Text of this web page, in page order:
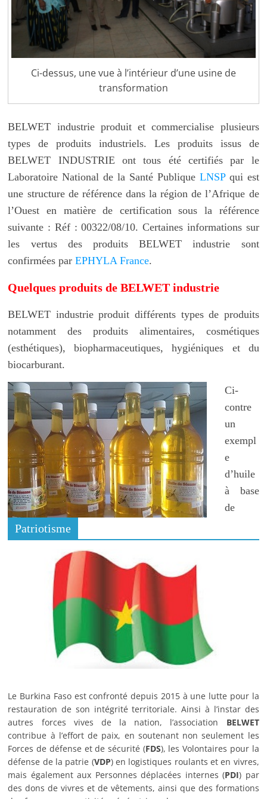
Ci-dessus, une vue à l’intérieur d’une usine de
transformation
BELWET industrie produit et commercialise plusieurs
types de produits industriels. Les produits issus de
BELWET INDUSTRIE ont tous été certifiés par le
Laboratoire National de la Santé Publique LNSPqui est
une structure de référence dans la région de l’Afrique de
l’Ouest en matière de certification sous la référence
suivante : Réf : 00322/08/10. Certaines informations sur
les vertus des produits BELWET industrie sont
confirmées parEPHYLA France.
Quelques produits de BELWET industrie
BELWET industrie produit différents types de produits
notamment des produits alimentaires, cosmétiques
(esthétiques), biopharmaceutiques, hygiéniques et du
biocarburant.
Ci-
contre
un
exempl
e
d’huile
à base
de
notamment à partir du
Jatropha Balanitès
graines de Baobab , du Neem Moringa
huiles BELWET servent notamment dans l’alimentation,
la cosmétique (esthétique) et dans le bio-carburant.
En dehors du biocarburant, les huiles à base du Balanitès,
Moringa sont conditionnées dans des bidons de 1 litre et
de 120 ml.
BEL
WET
indus
Patriotisme
Le Burkina Faso est confronté depuis 2015 à une lutte pour la
restauration de son intégrité territoriale. Ainsi à l’instar des
autres forces vives de la nation, l’association BELWET
contribue à l’effort de paix, en soutenant non seulement les
Forces de défense et de sécurité (FDS), les Volontaires pour la
défense de la patrie (VDP) en logistiques roulants et en vivres,
mais également aux Personnes déplacées internes (PDI) par
des dons de vivres et de vêtements, ainsi que des formations